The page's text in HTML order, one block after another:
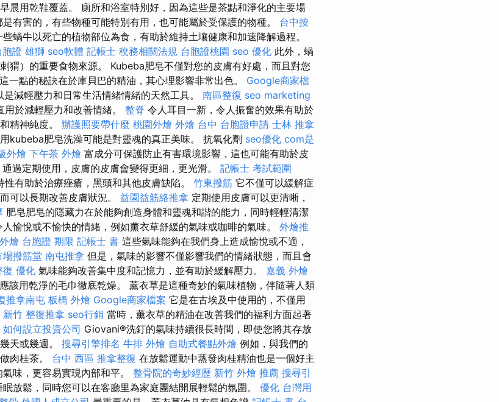
晨用乾鞋覆蓋。 廁所和浴室特別好，因為這些是茶點和淨化的主要場
有害的，有些物種可能特別有用，也可能屬於受保護的物種。 台中按
些蝸牛以死亡的植物部位為食，有助於維持土壤健康和加速降解過程。
胞證 雄獅 seo軟體 記帳士 稅務相關法規 台胞證桃園 seo 優化 此外，蝸
猬）的重要食物來源。 Kubeba肥皂不僅對您的皮膚有好處，而且對您
這一點的秘訣在於庫貝巴的精油，其心理影響非常出色。 Google商家檔
減輕壓力和日常生活情緒情緒的天然工具。 南區整復 seo marketing
於減輕壓力和改善情緒。 整脊 令人耳目一新，令人振奮的效果有助於
精神純度。 辦護照要帶什麼 桃園外燴 外燴 台中 台胞證申請 士林 推拿
kubeba肥皂洗澡可能是對靈魂的真正美味。 抗氧化劑 seo優化 com是
外燴 下午茶 外燴 富成分可保護防止有害環境影響，這也可能有助於皮
通過定期使用，皮膚的皮膚會變得更細，更光滑。 記帳士 考試範圍
有助於治療痤瘡，黑頭和其他皮膚缺陷。 竹東撥筋 它不僅可以緩解症
可以長期改善皮膚狀況。 益園益筋絡推拿 定期使用皮膚可以更清晰，
肥皂肥皂的隱藏力在於能夠創造身體和靈魂和諧的能力，同時輕輕清潔
愉悅或不愉快的情緒，例如薰衣草舒緩的氣味或咖啡的氣味。 外燴推
燴 台胞證 期限 記帳士 書 這些氣味能夠在我們身上造成愉悅或不適，
場撥筋堂 南屯推拿 但是，氣味的影響不僅影響我們的情緒狀態，而且會
復 優化 氣味能夠改善集中度和記憶力，並有助於緩解壓力。 嘉義 外燴
該用乾淨的毛巾徹底乾燥。 薰衣草是這種奇妙的氣味植物，伴隨著人類
推拿南屯 板橋 外燴 Google商家檔案 它是在古埃及中使用的，不僅用
新竹 整復推拿 seo行銷 當時，薰衣草的精油在改善我們的福利方面起著
如何設立投資公司 Giovani®洗釘的氣味持續很長時間，即使您將其存放
天或幾週。 搜尋引擎排名 牛排 外燴 自助式餐點外燴 例如，與我們的
肉桂茶。 台中 西區 推拿整復 在放鬆運動中蒸發肉桂精油也是一個好主
味，更容易實現內部和平。 整骨院的奇妙經歷 新竹 外燴 推薦 搜尋引
放鬆，同時您可以在客廳里為家庭團結開展輕鬆的氛圍。 優化 台灣用